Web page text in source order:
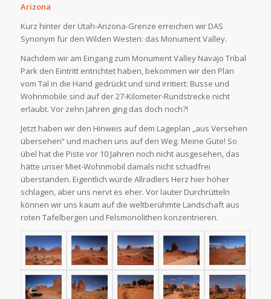
Arizona
Kurz hinter der Utah-Arizona-Grenze erreichen wir DAS
Synonym für den Wilden Westen: das Monument Valley.
Nachdem wir am Eingang zum Monument Valley Navajo Tribal
Park den Eintritt entrichtet haben, bekommen wir den Plan
vom Tal in die Hand gedrückt und sind irritiert: Busse und
Wohnmobile sind auf der 27-Kilometer-Rundstrecke nicht
erlaubt. Vor zehn Jahren ging das doch noch?!
Jetzt haben wir den Hinweis auf dem Lageplan „aus Versehen
übersehen“ und machen uns auf den Weg. Meine Güte! So
übel hat die Piste vor 10 Jahren noch nicht ausgesehen, das
hätte unser Miet-Wohnmobil damals nicht schadfrei
überstanden. Eigentlich würde Allradlers Herz hier höher
schlagen, aber uns nervt es eher. Vor lauter Durchrütteln
können wir uns kaum auf die weltberühmte Landschaft aus
roten Tafelbergen und Felsmonolithen konzentrieren.